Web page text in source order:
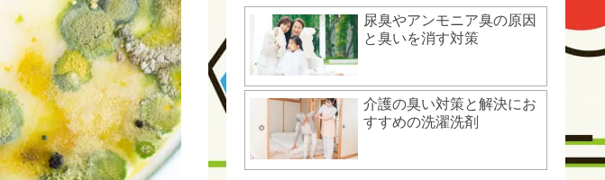
尿臭やアンモニア臭の原因
と臭いを消す対策
介護の臭い対策と解決にお
すすめの洗濯洗剤